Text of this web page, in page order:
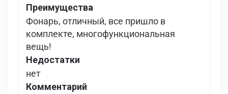
Преимущества
Фонарь, отличный, все пришло в
комплекте, многофункциональная
вещь!
Недостатки
нет
Комментарий